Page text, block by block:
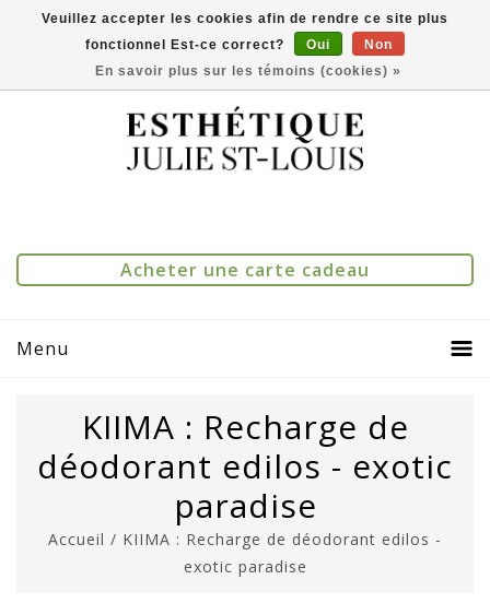
Comparer(0)
Acheter une carte cadeau
Menu
KIIMA : Recharge de
déodorant edilos - exotic
paradise
Accueil / KIIMA : Recharge de déodorant edilos -
exotic paradise
Veuillez accepter les cookies afin de rendre ce site plus
fonctionnel Est-ce correct?
Oui
Non
En savoir plus sur les témoins (cookies) »